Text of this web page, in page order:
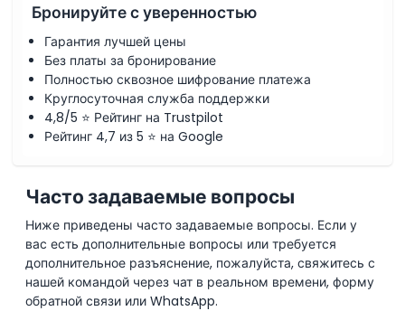
Исключения
Часы работы
Вещи, которые нужно знать
Как воспользоваться
Политика отмены
Бронируйте с уверенностью
Гарантия лучшей цены
Без платы за бронирование
Полностью сквозное шифрование платежа
Круглосуточная служба поддержки
4,8/5 ⭐ Рейтинг на Trustpilot
Рейтинг 4,7 из 5 ⭐ на Google
Часто задаваемые вопросы
Ниже приведены часто задаваемые вопросы. Если у
вас есть дополнительные вопросы или требуется
дополнительное разъяснение, пожалуйста, свяжитесь с
нашей командой через чат в реальном времени, форму
обратной связи или WhatsApp.